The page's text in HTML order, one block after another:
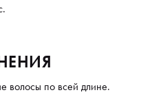
волосы по всей длине.